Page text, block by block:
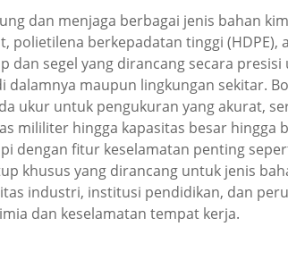
dan menjaga berbagai jenis bahan
polietilena berkepadatan tinggi (HDPE),
dan segel yang dirancang secara presisi
maupun lingkungan sekitar.
ukur untuk pengukuran yang akurat,
mililiter hingga kapasitas besar hingga
dengan fitur keselamatan penting
khusus yang dirancang untuk jenis
industri, institusi pendidikan, dan
dan keselamatan tempat kerja.